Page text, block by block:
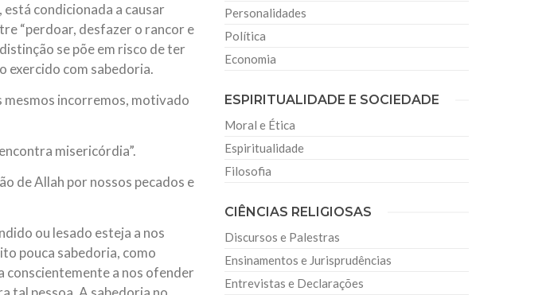
condicionada a causar
“perdoar, desfazer o rancor e
se põe em risco de ter
exercido com sabedoria.
mesmos incorremos, motivado
misericórdia”.
de Allah por nossos pecados e
ou lesado esteja a nos
pouca sabedoria, como
conscientemente a nos ofender
Personalidades
Política
Economia
ESPIRITUALIDADE E SOCIEDADE
Moral e Ética
Espiritualidade
Filosofia
CIÊNCIAS RELIGIOSAS
Discursos e Palestras
Ensinamentos e Jurisprudências
Entrevistas e Declarações